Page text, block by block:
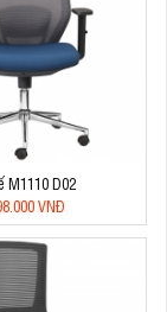
M1110 D02
VNĐ